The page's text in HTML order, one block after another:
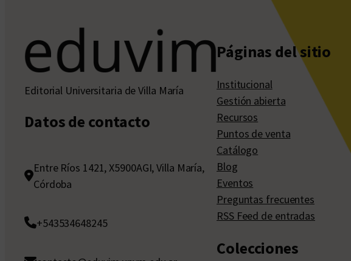
Editorial Universitaria de Villa María
Datos de contacto
Entre Ríos 1421, X5900AGI, Villa María,
Córdoba
+543534648245
Páginas del sitio
Institucional
Gestión abierta
Recursos
Puntos de venta
Catálogo
Blog
Eventos
Preguntas frecuentes
RSS Feed de entradas
Colecciones